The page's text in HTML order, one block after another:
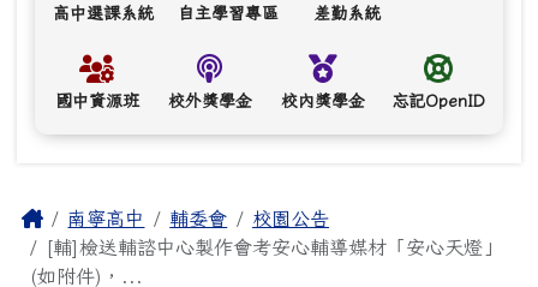
高中選課系統 自主學習專區 差勤系統
國中資源班 校外獎學金 校內獎學金 忘記OpenID
主內容區域
Home南寧高中 輔委會
校園公告
[輔]檢送輔諮中心製作會考安心輔導媒材「安心天燈」
(如附件)，...